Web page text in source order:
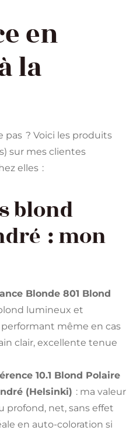
en
la
pas ? Voici les produits
sur mes clientes
elles :
blond
: mon
Blonde 801 Blond
lumineux et
même en cas
clair, excellente tenue
10.1 Blond Polaire
(Helsinki) : ma valeur
profond, net, sans effet
en auto-coloration si